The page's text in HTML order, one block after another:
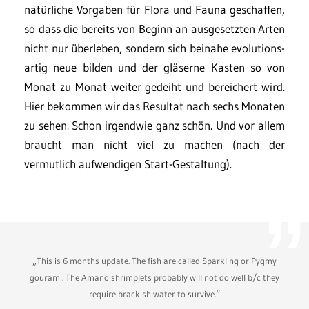
natürliche Vorgaben für Flora und Fauna geschaffen,
so dass die bereits von Beginn an ausgesetzten Arten
nicht nur überleben, sondern sich beinahe evolutions-
artig neue bilden und der gläserne Kasten so von
Monat zu Monat weiter gedeiht und bereichert wird.
Hier bekommen wir das Resultat nach sechs Monaten
zu sehen. Schon irgendwie ganz schön. Und vor allem
braucht man nicht viel zu machen (nach der
vermutlich aufwendigen Start-Gestaltung).
„This is 6 months update. The fish are called Sparkling or Pygmy
gourami. The Amano shrimplets probably will not do well b/c they
require brackish water to survive.“